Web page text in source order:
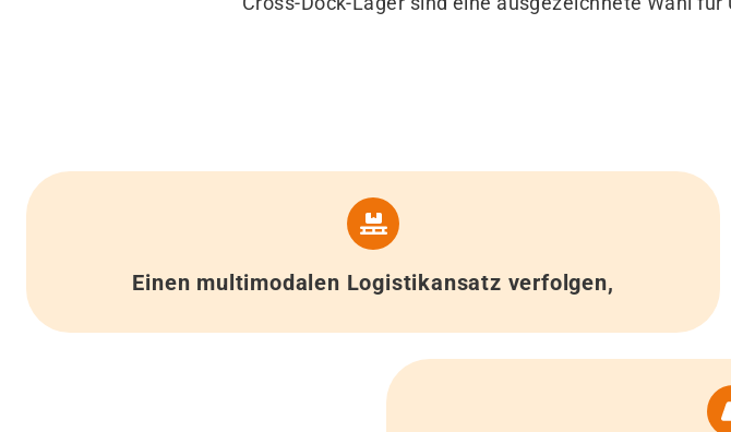
Einen multimodalen Logistikansatz verfolgen,